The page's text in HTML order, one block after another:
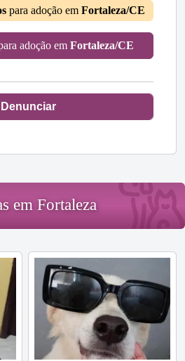
para adoção em Fortaleza/CE
adoção em Fortaleza/CE
Denunciar
em Fortaleza